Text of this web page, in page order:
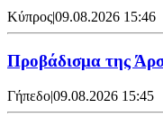
Κύπρος|09.08.2026 15:46
Προβάδισμα της
Γήπεδο|09.08.2026 15:45